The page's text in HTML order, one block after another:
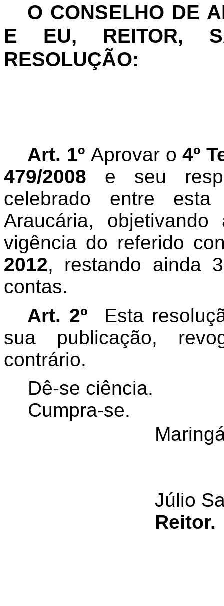
O CONSELHO DE
E EU, REITOR,
RESOLUÇÃO:
Art. 1º Aprovar o4º
479/2008 e seu
celebrado entre
Araucária,
vigência do referido
2012, restando ainda
contas.
Art. 2º Esta
sua publicação,
contrário.
Dê-se ciência.
Cumpra-se.
Júlio
Reitor.